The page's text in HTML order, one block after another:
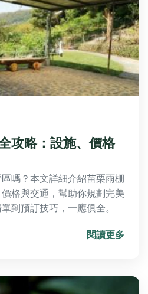
攻略：設施、價格
嗎？本文詳細介紹苗栗雨棚
格與交通，幫助你規劃完美
到預訂技巧，一應俱全。
閱讀更多